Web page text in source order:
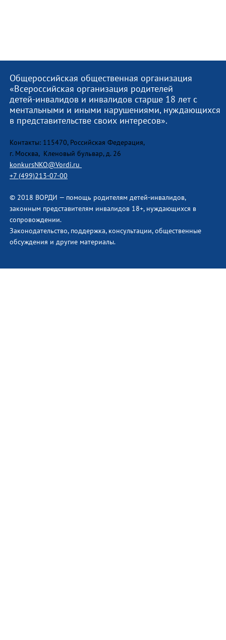
Общероссийская общественная организация
«Всероссийская организация родителей
детей-инвалидов и инвалидов старше 18 лет с
ментальными и иными нарушениями, нуждающихся
в представительстве своих интересов».
Контакты: 115470, Российская Федерация,
г. Москва, Кленовый бульвар, д. 26
konkursNKO@Vordi.ru
+7 (499)213-07-00
© 2018 ВОРДИ — помощь родителям детей-инвалидов,
законным представителям инвалидов 18+, нуждающихся в
сопровождении.
Законодательство, поддержка, консультации, общественные
обсуждения и другие материалы.